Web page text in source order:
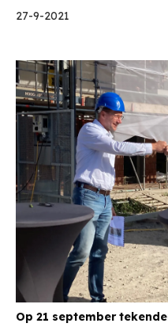
27-9-2021
Op 21 september